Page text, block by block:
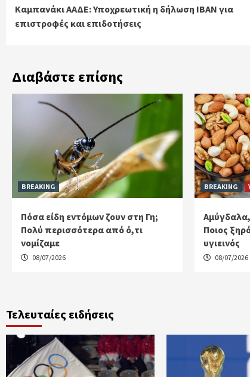
Reading
Καμπανάκι ΑΑΔΕ: Υποχρεωτική η δήλωση ΙΒΑΝ για
επιστροφές και επιδοτήσεις
Διαβάστε επίσης
BREAKING
Πόσα είδη εντόμων ζουν στη Γη;
Πολύ περισσότερα από ό,τι
νομίζαμε
08/07/2026
BREAKING
Αμύγδαλα,
Ποιος
υγιεινός
08/07/2026
Τελευταίες ειδήσεις